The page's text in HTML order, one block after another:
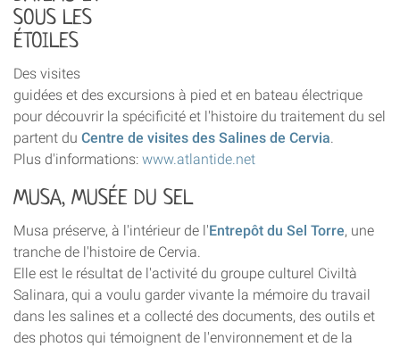
SOUS LES
ÉTOILES
Des visites
guidées et des excursions à pied et en bateau électrique
pour découvrir la spécificité et l'histoire du traitement du sel
partent du Centre de visites des Salines de Cervia
Plus d'informations: www.atlantide.net
MUSA, MUSÉE DU SEL
Musa préserve, à l'intérieur de l'Entrepôt du Sel Torre, une
tranche de l'histoire de Cervia.
Elle est le résultat de l'activité du groupe culturel Civiltà
Salinara, qui a voulu garder vivante la mémoire du travail
dans les salines et a collecté des documents, des outils et
des photos qui témoignent de l'environnement et de la